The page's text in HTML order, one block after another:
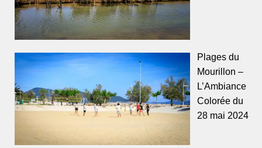
Plages du
Mourillon –
L’Ambiance
Colorée du
28 mai 2024